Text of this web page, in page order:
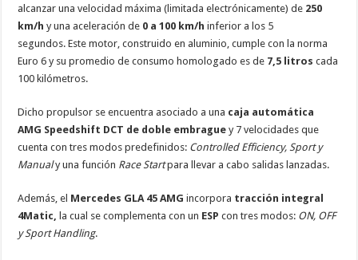
alcanzar una velocidad máxima (limitada electrónicamente) de 250
km/h y una aceleración de 0 a 100 km/hinferior a los 5
segundos. Este motor, construido en aluminio, cumple con la norma
Euro 6 y su promedio de consumo homologado es de 7,5 litros cada
100 kilómetros.
Dicho propulsor se encuentra asociado a una caja automática
AMG Speedshift DCT de doble embrague y 7 velocidades que
cuenta con tres modos predefinidos: Controlled Efficiency, Sport y
Manualy una función Race Startpara llevar a cabo salidas lanzadas.
Además, el Mercedes GLA 45 AMG incorpora tracción integral
4Matic, la cual se complementa con un ESP con tres modos: ON, OFF
y Sport Handling.